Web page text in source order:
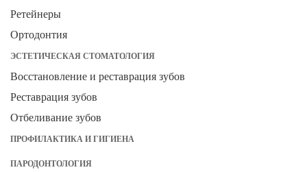
Ретейнеры
Ортодонтия
ЭСТЕТИЧЕСКАЯ СТОМАТОЛОГИЯ
Восстановление и реставрация зубов
Реставрация зубов
Отбеливание зубов
ПРОФИЛАКТИКА И ГИГИЕНА
ПАРОДОНТОЛОГИЯ